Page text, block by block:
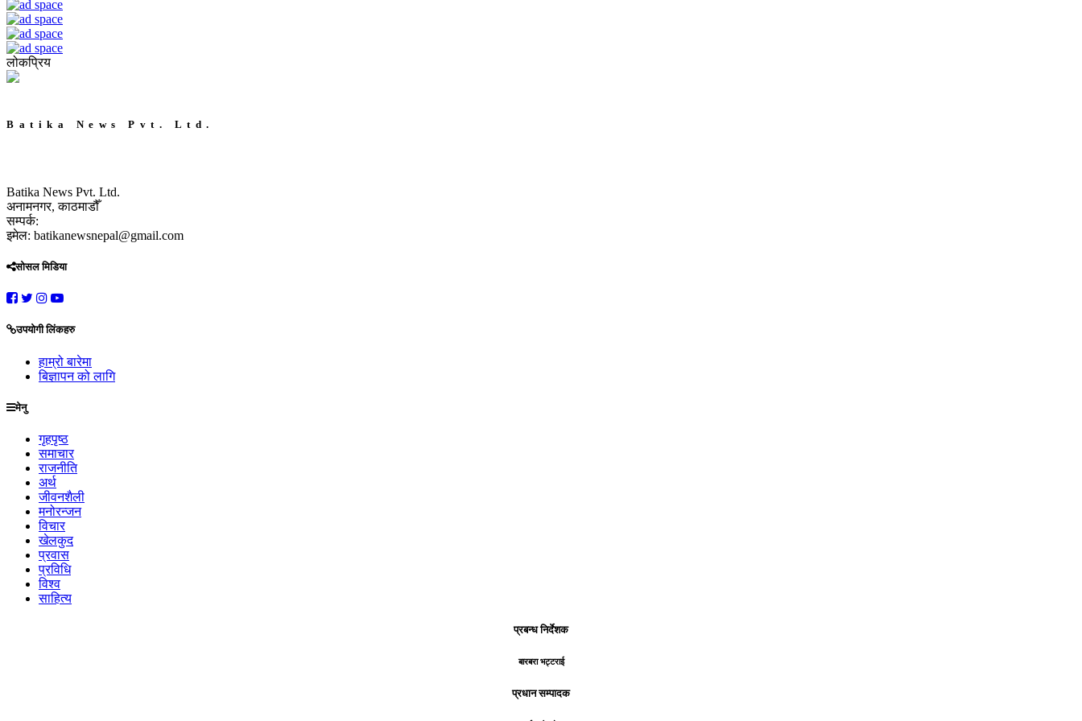
लोकप्रिय
Batika News Pvt. Ltd.
Batika News Pvt. Ltd.
अनामनगर, काठमाडौँ
सम्पर्क:
इमेल: batikanewsnepal@gmail.com
सोसल मिडिया
उपयोगी लिंकहरु
हाम्रो बारेमा
बिज्ञापन को लागि
मेनु
गृहपृष्ठ
समाचार
राजनीति
अर्थ
जीवनशैली
मनोरन्जन
विचार
खेलकुद
प्रवास
प्रविधि
विश्व
साहित्य
प्रबन्ध निर्देशक
बारबरा भट्टराई
प्रधान सम्पादक